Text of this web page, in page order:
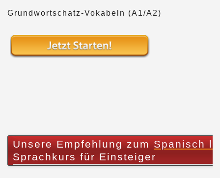
Grundwortschatz-Vokabeln (A1/A2)
Unsere Empfehlung zumSpanisch
Sprachkurs für Einsteiger